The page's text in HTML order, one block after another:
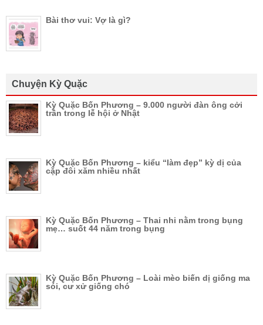
Bài thơ vui: Vợ là gì?
Chuyện Kỳ Quặc
Kỳ Quặc Bốn Phương – 9.000 người đàn ông cởi
trần trong lễ hội ở Nhật
Kỳ Quặc Bốn Phương – kiểu “làm đẹp” kỳ dị của
cặp đôi xăm nhiều nhất
Kỳ Quặc Bốn Phương – Thai nhi nằm trong bụng
mẹ… suốt 44 năm trong bụng
Kỳ Quặc Bốn Phương – Loài mèo biến dị giống ma
sói, cư xử giống chó